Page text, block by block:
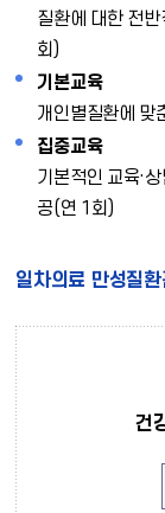
질환에 대한 전
회)
기본교육
개인별질환에 맞
집중교육
기본적인 교육·
공(연 1회)
일차의료 만성질
건